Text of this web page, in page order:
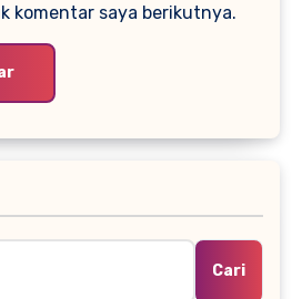
komentar saya berikutnya.
Cari